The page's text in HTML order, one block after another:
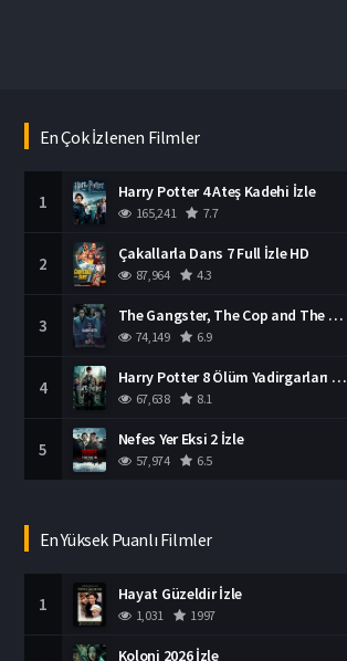
En Çok İzlenen Filmler
1 Harry Potter 4 Ateş Kadehi İzle
165,241 7.7
2 Çakallarla Dans 7 Full İzle HD
87,964 4.3
3 The Gangster, The Cop and The Devil Türkçe Dublaj İzle
74,149 6.9
4 Harry Potter 8 Ölüm Yadirgarları Bölüm 2 İzle
67,638 8.1
5 Nefes Yer Eksi 2 İzle
57,974 6.5
En Yüksek Puanlı Filmler
1 Hayat Güzeldir İzle
1,031 1997
Koloni 2026 İzle